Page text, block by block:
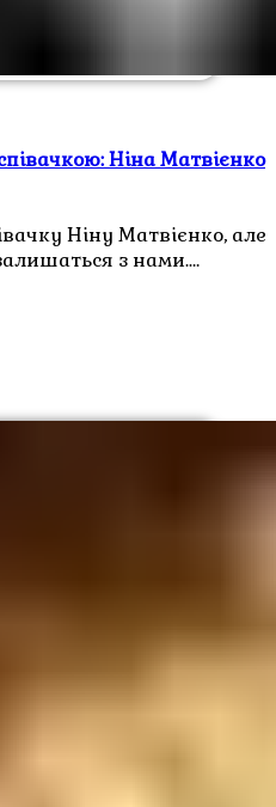
Ніна Матвієнко
Ніну Матвієнко, але
з нами.…